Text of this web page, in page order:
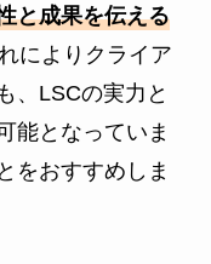
と成果を伝える
によりクライア
、LSCの実力と
能となっていま
をおすすめしま